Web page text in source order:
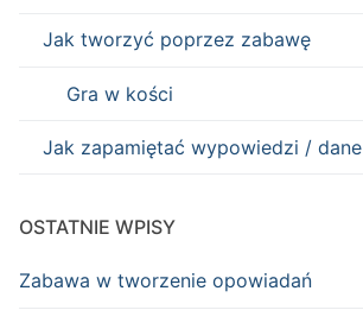
Jak tworzyć poprzez zabawę
Gra w kości
Jak zapamiętać wypowiedzi / dane
OSTATNIE WPISY
Zabawa w tworzenie opowiadań